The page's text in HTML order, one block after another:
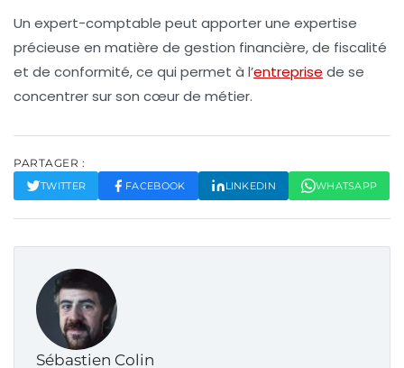
Un expert-comptable peut apporter une expertise
précieuse en matière de gestion financière, de fiscalité
et de conformité, ce qui permet à l’entreprise de se
concentrer sur son cœur de métier.
PARTAGER :
TWITTER FACEBOOK LINKEDIN WHATSAPP
Sébastien Colin